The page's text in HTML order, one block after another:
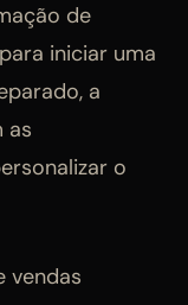
de
iniciar uma
a
as
o
vendas